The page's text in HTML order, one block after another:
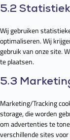
5.2
Wij gebruiken
optimaliseren. Wij
gebruik van onze site.
te plaatsen.
5.3
Marketing/Tracking
storage, die worden
om advertenties te
verschillende sites